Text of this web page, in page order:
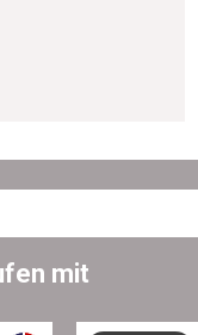
mit